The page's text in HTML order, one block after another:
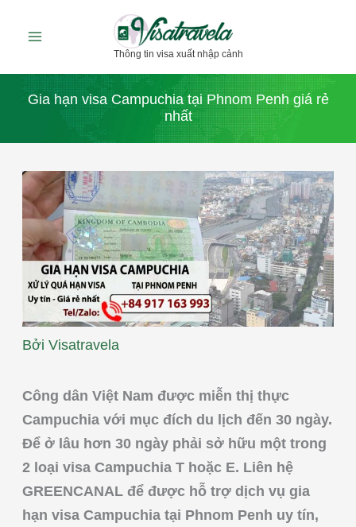
dung
Thông tin visa xuất nhập cảnh
Gia hạn visa Campuchia tại Phnom Penh giá rẻ
nhất
Bởi Visatravela
Công dân Việt Nam được miễn thị thực
Campuchia với mục đích du lịch đến 30 ngày.
Để ở lâu hơn 30 ngày phải sở hữu một trong
2 loại visa Campuchia T hoặc E. Liên hệ
GREENCANAL để được hỗ trợ dịch vụ gia
hạn visa Campuchia tại Phnom Penh uy tín,